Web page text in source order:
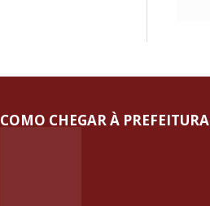
COMO CHEGAR À PREFEITURA